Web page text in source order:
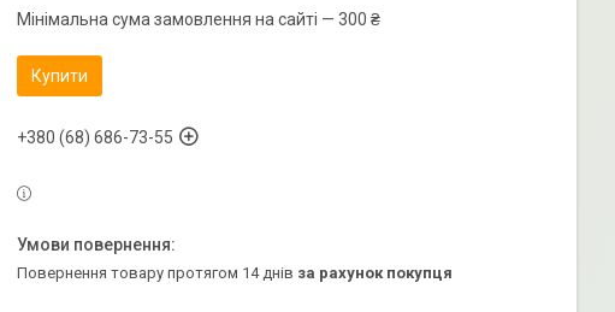
Мінімальна сума замовлення на сайті — 300 ₴
Купити
+380 (68) 686-73-55
повернення товару протягом 14 днів за рахунок покупця